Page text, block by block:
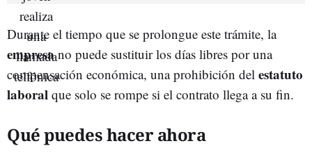
Durante el tiempo que se prolongue este trámite, la
empresano puede sustituir los días libres por una
compensación económica, una prohibición del estatuto
laboral que solo se rompe si el contrato llega a su fin.
Qué puedes hacer ahora